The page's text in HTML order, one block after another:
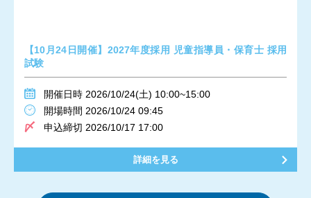
【10月24日開催】2027年度採用 児童指導員・保育士 採用
試験
開催日時 2026/10/24(土) 10:00~15:00
開場時間 2026/10/24 09:45
申込締切 2026/10/17 17:00
詳細を見る